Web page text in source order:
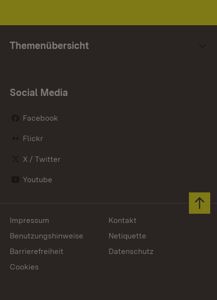
Themenübersicht
Social Media
Facebook
Flickr
X / Twitter
Youtube
Impressum
Kontakt
Benutzungshinweise
Netiquette
Barrierefreiheit
Datenschutz
Cookies